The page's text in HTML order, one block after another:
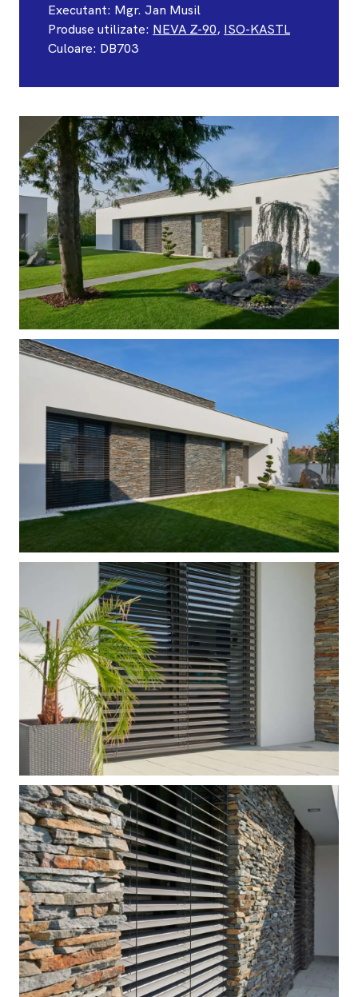
Executant: Mgr. Jan Musil
Produse utilizate: NEVA Z-90, ISO-KASTL
Culoare: DB703